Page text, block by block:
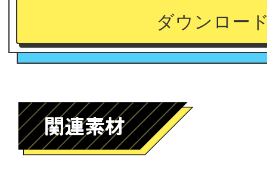
ダウンロー